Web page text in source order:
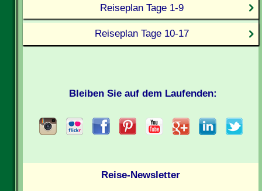
Reiseplan Tage 1-9
Reiseplan Tage 10-17
Bleiben Sie auf dem Laufenden:
Reise-Newsletter